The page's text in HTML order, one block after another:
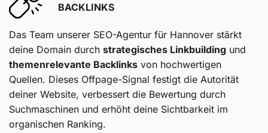
BACKLINKS
Das Team unserer SEO-Agentur für Hannover stärkt
deine Domain durch strategisches Linkbuilding und
themenrelevante Backlinks von hochwertigen
Quellen. Dieses Offpage-Signal festigt die Autorität
deiner Website, verbessert die Bewertung durch
Suchmaschinen und erhöht deine Sichtbarkeit im
organischen Ranking.